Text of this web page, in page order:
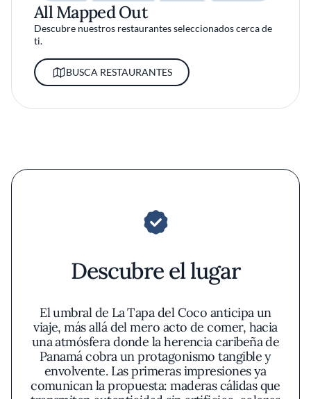
All Mapped Out
Descubre nuestros restaurantes seleccionados cerca de
ti.
BUSCA RESTAURANTES
Descubre el lugar
El umbral de La Tapa del Coco anticipa un
viaje, más allá del mero acto de comer, hacia
una atmósfera donde la herencia caribeña de
Panamá cobra un protagonismo tangible y
envolvente. Las primeras impresiones ya
comunican la propuesta: maderas cálidas que